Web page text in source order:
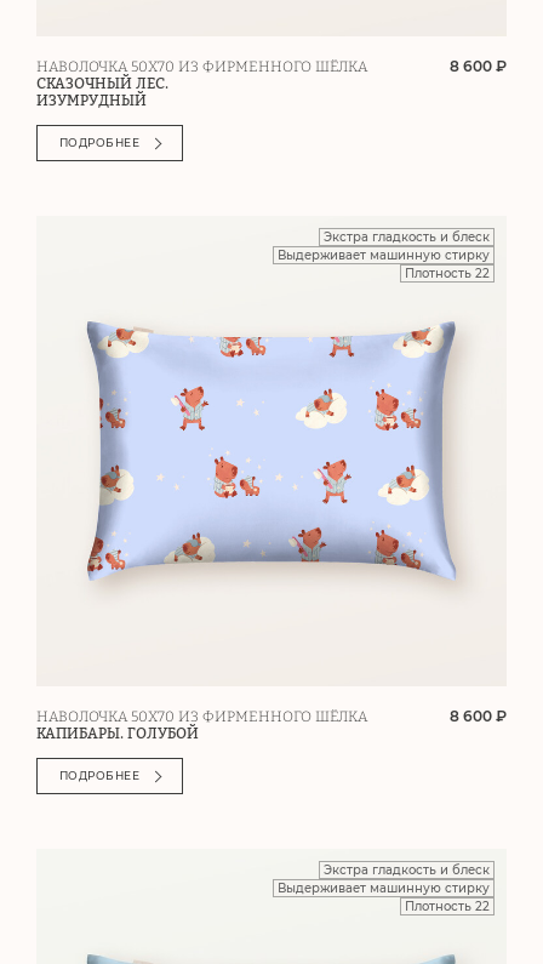
НАВОЛОЧКА 50Х70 ИЗ ФИРМЕННОГО ШЁЛКА
СКАЗОЧНЫЙ ЛЕС.
ИЗУМРУДНЫЙ
8 600 ₽
ПОДРОБНЕЕ
Экстра гладкость и блеск
Выдерживает машинную стирку
Плотность 22
НАВОЛОЧКА 50Х70 ИЗ ФИРМЕННОГО ШЁЛКА
КАПИБАРЫ. ГОЛУБОЙ
8 600 ₽
ПОДРОБНЕЕ
Экстра гладкость и блеск
Выдерживает машинную стирку
Плотность 22